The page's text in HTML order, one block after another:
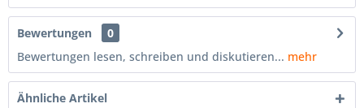
Bewertungen
0
Bewertungen lesen, schreiben und diskutieren... mehr
Ähnliche Artikel